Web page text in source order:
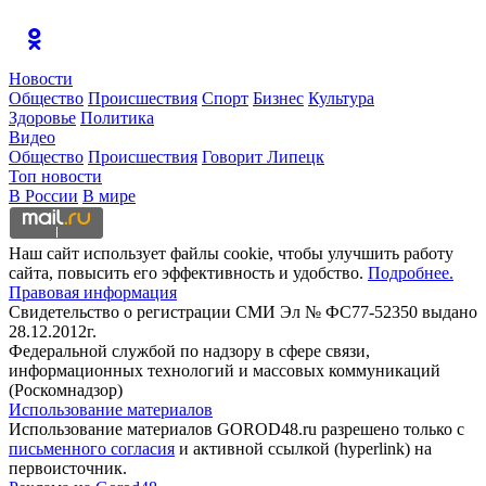
Новости
Общество Происшествия Спорт Бизнес Культура
Здоровье Политика
Видео
Общество Происшествия Говорит Липецк
Топ новости
В России В мире
Наш сайт использует файлы cookie, чтобы улучшить работу
сайта, повысить его эффективность и удобство. Подробнее.
Правовая информация
Свидетельство о регистрации СМИ Эл № ФС77-52350 выдано
28.12.2012г.
Федеральной службой по надзору в сфере связи,
информационных технологий и массовых коммуникаций
(Роскомнадзор)
Использование материалов
Использование материалов GOROD48.ru разрешено только с
письменного согласия и активной ссылкой (hyperlink) на
первоисточник.